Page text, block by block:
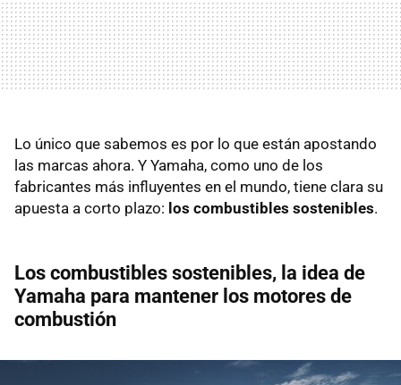
Lo único que sabemos es por lo que están apostando
las marcas ahora. Y Yamaha, como uno de los
fabricantes más influyentes en el mundo, tiene clara su
apuesta a corto plazo: los combustibles sostenibles.
Los combustibles sostenibles, la idea de
Yamaha para mantener los motores de
combustión